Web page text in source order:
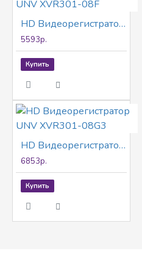
HD Видеорегистратор UNV XVR301-08F
5593р.
Купить
HD Видеорегистратор UNV XVR301-08G3
6853р.
Купить